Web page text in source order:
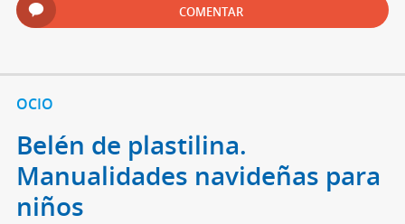
COMENTAR
OCIO
Belén de plastilina.
Manualidades navideñas para
niños